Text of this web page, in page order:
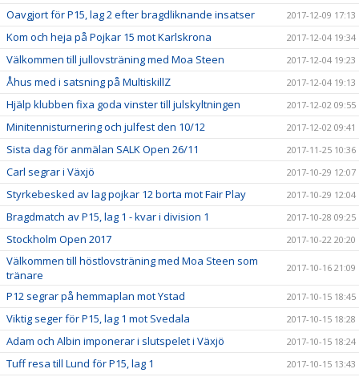
Oavgjort för P15, lag 2 efter bragdliknande insatser 2017-12-09 17:13
Kom och heja på Pojkar 15 mot Karlskrona 2017-12-04 19:34
Välkommen till jullovsträning med Moa Steen 2017-12-04 19:23
Åhus med i satsning på MultiskillZ 2017-12-04 19:13
Hjälp klubben fixa goda vinster till julskyltningen 2017-12-02 09:55
Minitennisturnering och julfest den 10/12 2017-12-02 09:41
Sista dag för anmälan SALK Open 26/11 2017-11-25 10:36
Carl segrar i Växjö 2017-10-29 12:07
Styrkebesked av lag pojkar 12 borta mot Fair Play 2017-10-29 12:04
Bragdmatch av P15, lag 1 - kvar i division 1 2017-10-28 09:25
Stockholm Open 2017 2017-10-22 20:20
Välkommen till höstlovsträning med Moa Steen som
tränare
2017-10-16 21:09
P12 segrar på hemmaplan mot Ystad 2017-10-15 18:45
Viktig seger för P15, lag 1 mot Svedala 2017-10-15 18:28
Adam och Albin imponerar i slutspelet i Växjö 2017-10-15 18:24
Tuff resa till Lund för P15, lag 1 2017-10-15 13:43